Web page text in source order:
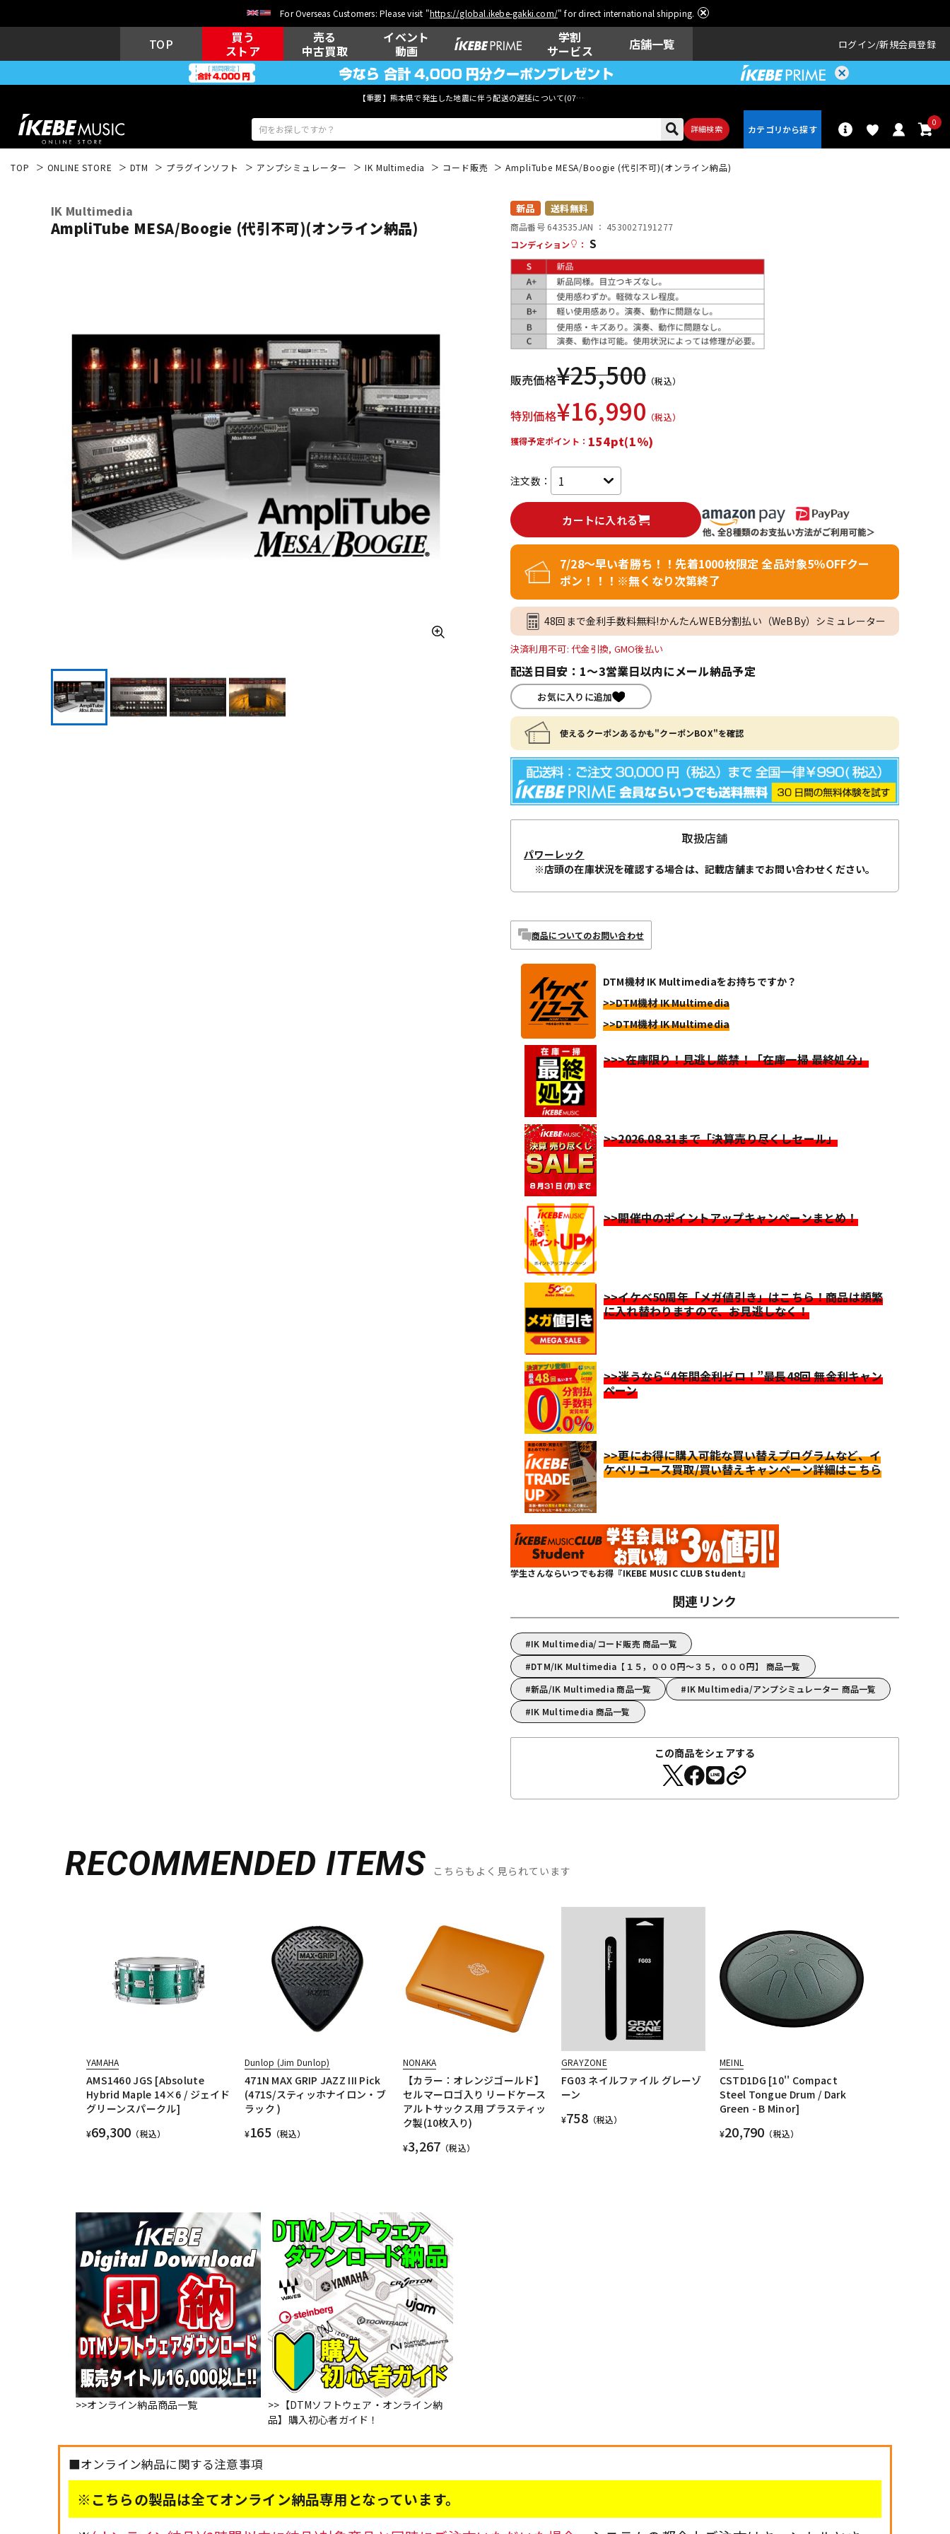
For Overseas Customers: Please visit "https://global.ikebe-gakki.com/" for direct international shipping.
TOP
買う
ストア
売る
中古買取
イベント
動画
学割
サービス
店舗一覧 ログイン 新規会員登録
【重要】熊本県で発生した地震に伴う配送の遅延について(07月29日
詳細検索
0
ウクレレ
その他楽器
DJ機器 DTM イン納品
レコーディン
グ機器
配信/ライブ
機器
中古 ヴィンテージ
TOP ONLINE STORE DTM プラグインソフト アンプシミュレーター IK Multimedia コード販売 AmpliTube MESA/Boogie (代引不可)(オンライン納品)
IK Multimedia
AmpliTube MESA/Boogie (代引不可)(オンライン納品)
新品 送料無料
商品番号 643535JAN ： 4530027191277
コンディション
： S
販売価格¥25,500 （税込）
特別価格¥16,990 （税込）
獲得予定ポイント： 154pt(1%)
注文数：
カートに入れる
7/28～早い者勝ち！！先着1000枚限定 全品対象5％OFFクー
ポン！！！※無くなり次第終了
48回まで金利手数料無料!かんたんWEB分割払い（WeBBy）シミュレーター
決済利用不可: 代金引換, GMO後払い
配送日目安：1～3営業日以内にメール納品予定
お気に入りに追加
使えるクーポンあるかも"クーポンBOX"を確認
取扱店舗
パワーレック
※店頭の在庫状況を確認する場合は、記載店舗までお問い合わせください。
商品についてのお問い合わせ
DTM機材 IK Multimediaをお持ちですか？
>>DTM機材 IK Multimedia
>>DTM機材 IK Multimedia
>>>在庫限り！見逃し厳禁！「在庫一掃 最終処分」
>>2026.08.31まで「決算売り尽くしセール」
>>開催中のポイントアップキャンペーンまとめ！
>>イケベ50周年「メガ値引き」はこちら！商品は頻繁
に入れ替わりますので、お見逃しなく！
>>迷うなら“4年間金利ゼロ！”最長48回 無金利キャン
ペーン
>>更にお得に購入可能な買い替えプログラムなど、イ
ケベリユース買取/買い替えキャンペーン詳細はこちら
学生さんならいつでもお得『IKEBE MUSIC CLUB Student』
関連リンク
IK Multimedia/コード販売 商品一覧
DTM/IK Multimedia【１５，０００円～３５，０００円】 商品一覧
新品/IK Multimedia 商品一覧
IK Multimedia/アンプシミュレーター 商品一覧
IK Multimedia 商品一覧
この商品をシェアする
RECOMMENDED ITEMS こちらもよく見られています
YAMAHA
AMS1460 JGS [Absolute
Hybrid Maple 14×6 / ジェイド
グリーンスパークル]
¥69,300 （税込）
Dunlop (Jim Dunlop)
471N MAX GRIP JAZZ III Pick
(471S/スティッホナイロン・ブ
ラック )
¥165 （税込）
NONAKA
【カラー：オレンジゴールド】
セルマーロゴ入り リードケース
アルトサックス用 プラスティッ
ク製(10枚入り)
¥3,267 （税込）
GRAYZONE
FG03 ネイルファイル グレーゾ
ーン
¥758（税込）
MEINL
CSTD1DG [10'' Compact
Steel Tongue Drum / Dark
Green - B Minor]
¥20,790 （税込）
>>オンライン納品商品一覧
>>【DTMソフトウェア・オンライン納
品】購入初心者ガイド！
■オンライン納品に関する注意事項
※こちらの製品は全てオンライン納品専用となっています。